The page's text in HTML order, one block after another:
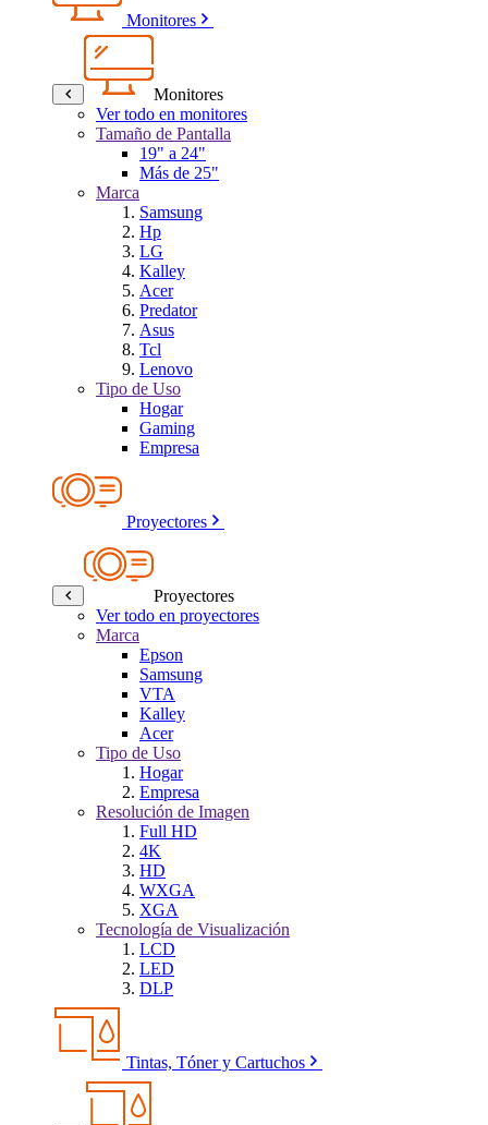
Monitores
Monitores
Ver todo en monitores
Tamaño de Pantalla
19" a 24"
Más de 25"
Marca
Samsung
Hp
LG
Kalley
Acer
Predator
Asus
Tcl
Lenovo
Tipo de Uso
Hogar
Gaming
Empresa
Proyectores
Proyectores
Ver todo en proyectores
Marca
Epson
Samsung
VTA
Kalley
Acer
Tipo de Uso
Hogar
Empresa
Resolución de Imagen
Full HD
4K
HD
WXGA
XGA
Tecnología de Visualización
LCD
LED
DLP
Tintas, Tóner y Cartuchos